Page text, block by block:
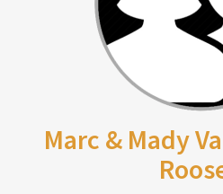
Marc & Mady